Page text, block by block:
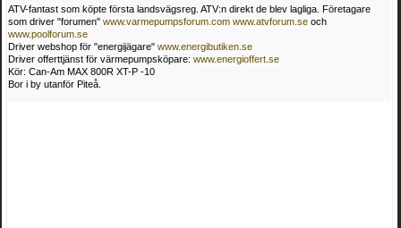
ATV-fantast som köpte första landsvägsreg. ATV:n direkt de blev lagliga. Företagare
som driver "forumen" www.varmepumpsforum.com www.atvforum.se och
www.poolforum.se
Driver webshop för "energijägare" www.energibutiken.se
Driver offerttjänst för värmepumpsköpare: www.energioffert.se
Kör: Can-Am MAX 800R XT-P -10
Bor i by utanför Piteå.